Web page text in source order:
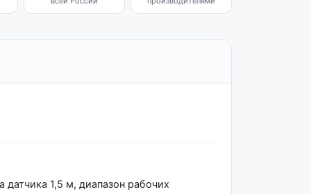
1,5 м, диапазон рабочих